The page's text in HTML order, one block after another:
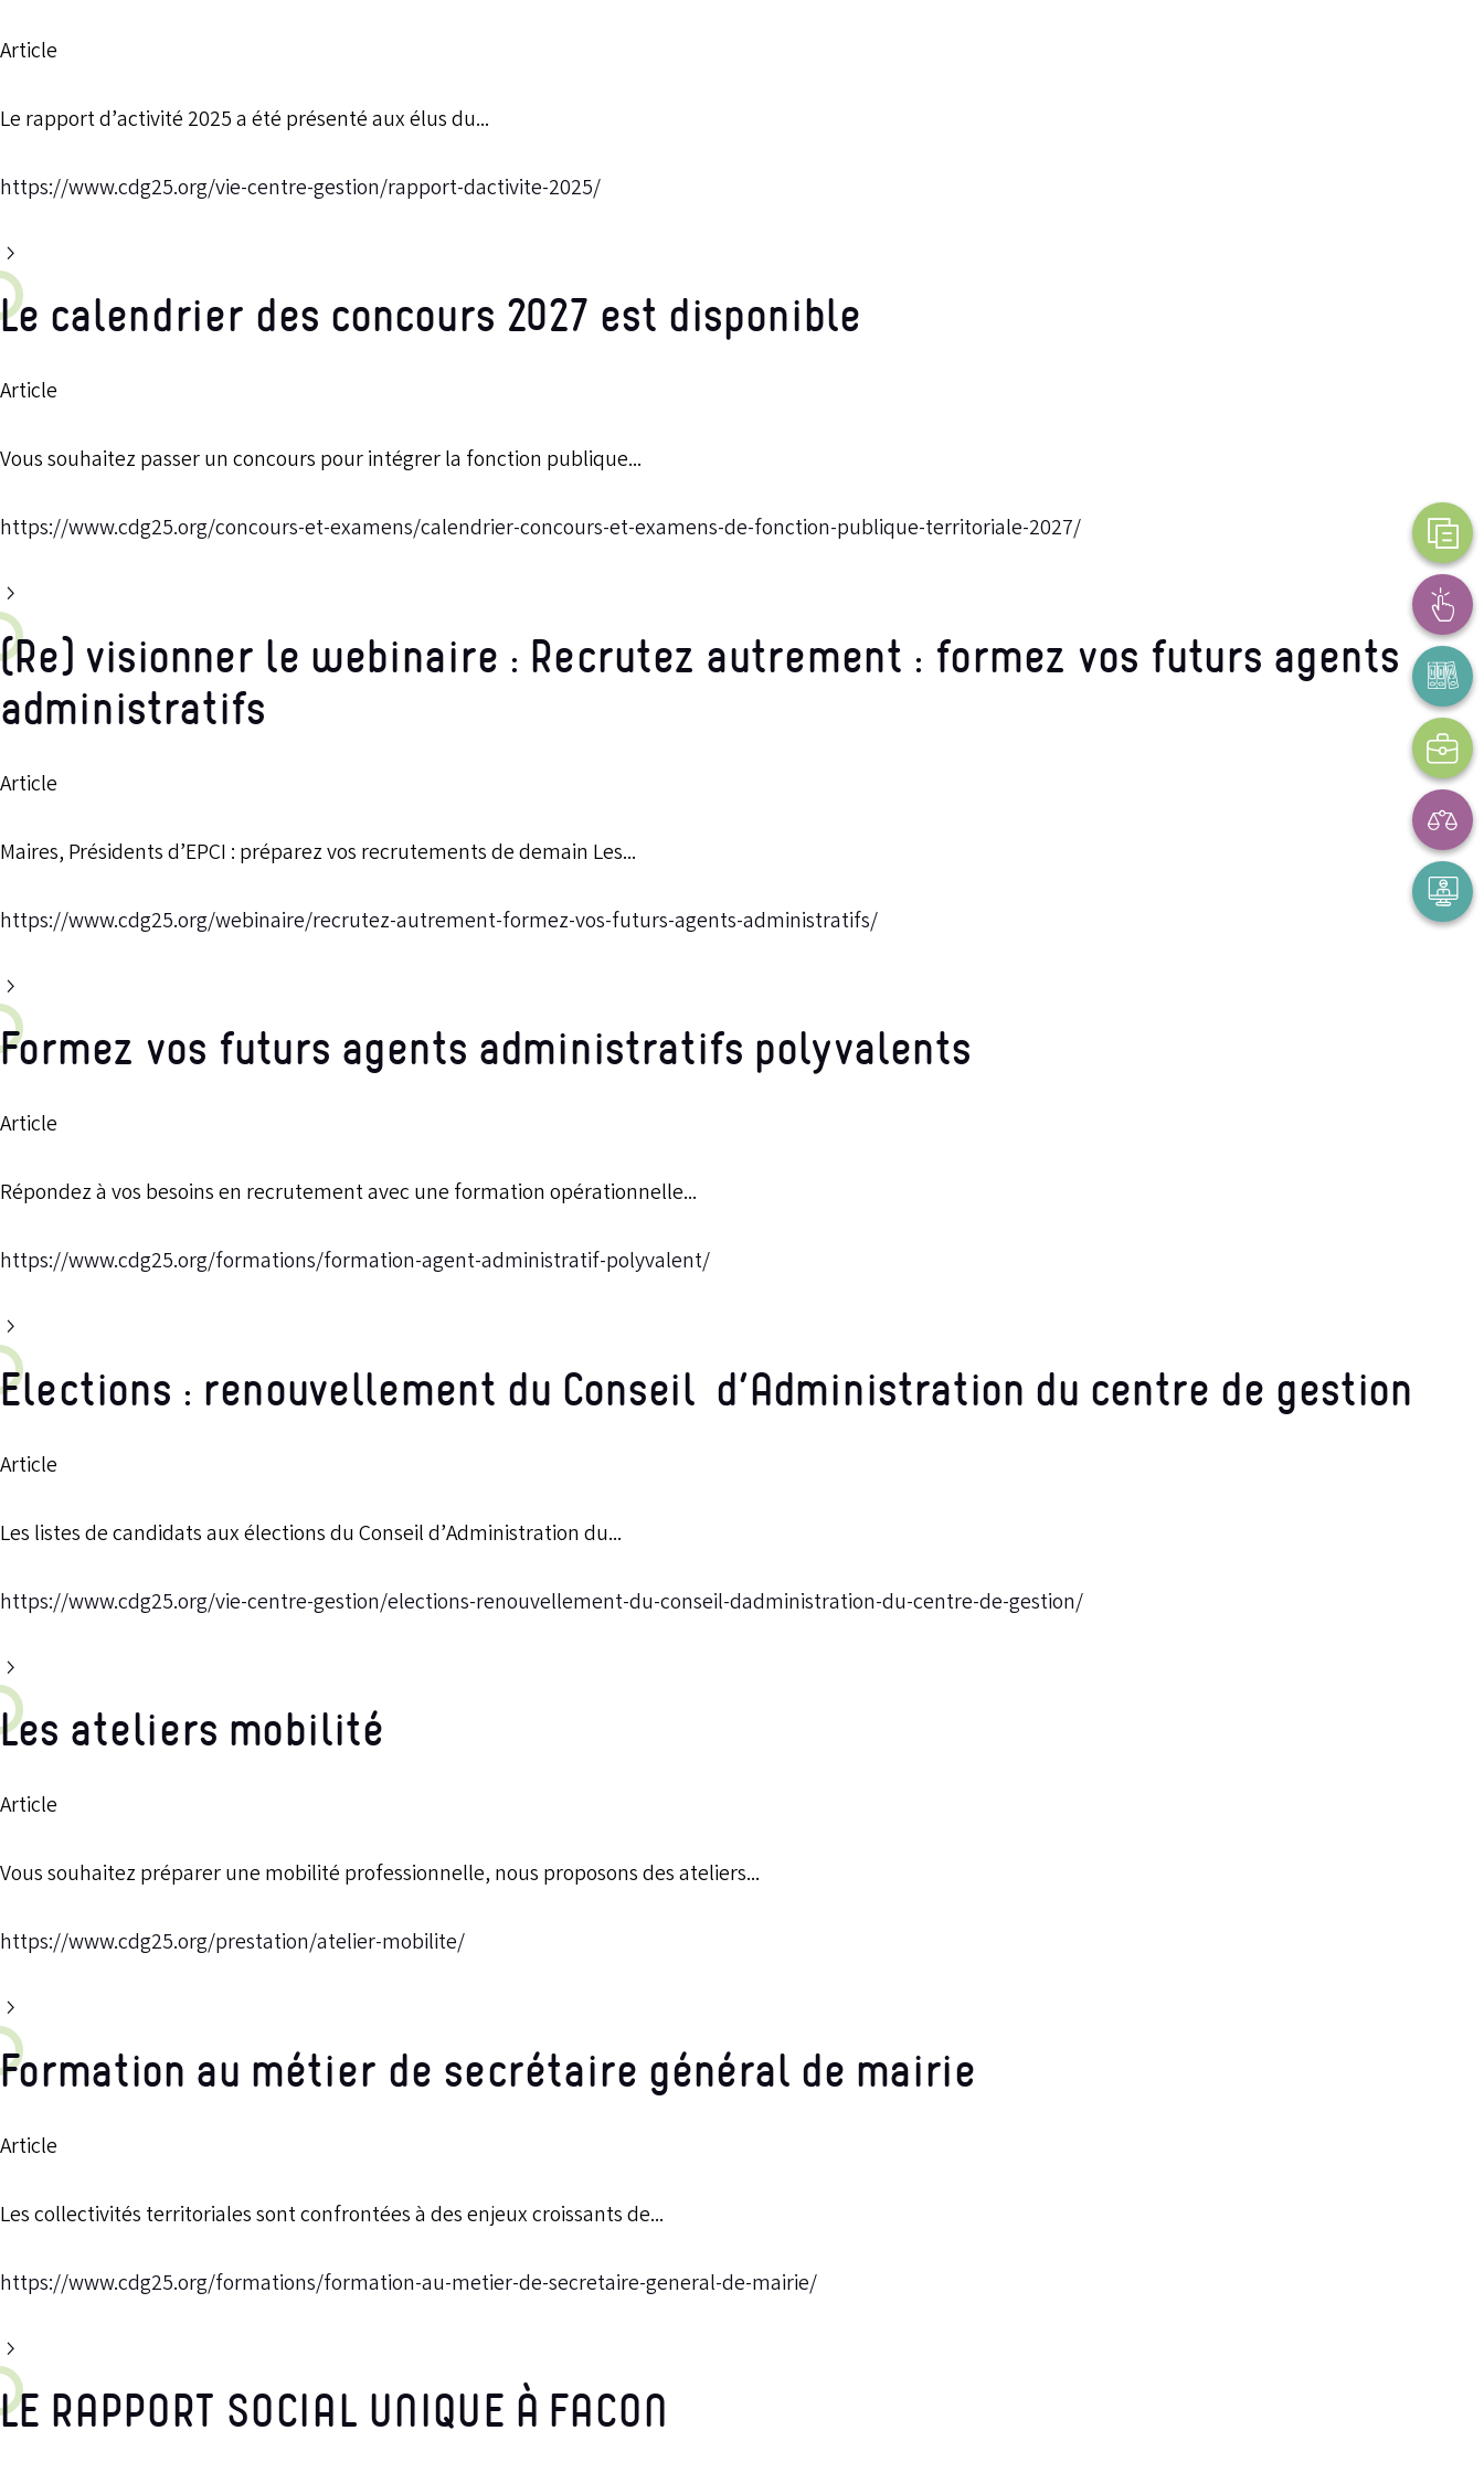
Article
Le rapport d’activité 2025 a été présenté aux élus du...
https://www.cdg25.org/vie-centre-gestion/rapport-dactivite-2025/
Le calendrier des concours 2027 est disponible
Article
Vous souhaitez passer un concours pour intégrer la fonction publique...
https://www.cdg25.org/concours-et-examens/calendrier-concours-et-examens-de-fonction-publique-territoriale-2027/
(Re) visionner le webinaire : Recrutez autrement : formez vos futurs agents
administratifs
Article
Maires, Présidents d’EPCI : préparez vos recrutements de demain Les...
https://www.cdg25.org/webinaire/recrutez-autrement-formez-vos-futurs-agents-administratifs/
Formez vos futurs agents administratifs polyvalents
Article
Répondez à vos besoins en recrutement avec une formation opérationnelle...
https://www.cdg25.org/formations/formation-agent-administratif-polyvalent/
Elections : renouvellement du Conseil d’Administration du centre de gestion
Article
Les listes de candidats aux élections du Conseil d’Administration du...
https://www.cdg25.org/vie-centre-gestion/elections-renouvellement-du-conseil-dadministration-du-centre-de-gestion/
Les ateliers mobilité
Article
Vous souhaitez préparer une mobilité professionnelle, nous proposons des ateliers...
https://www.cdg25.org/prestation/atelier-mobilite/
Formation au métier de secrétaire général de mairie
Article
Les collectivités territoriales sont confrontées à des enjeux croissants de...
https://www.cdg25.org/formations/formation-au-metier-de-secretaire-general-de-mairie/
LE RAPPORT SOCIAL UNIQUE À FACON